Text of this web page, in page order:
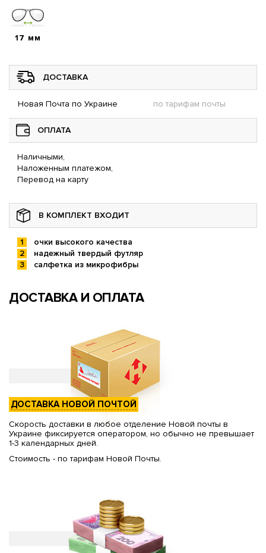
17 мм
ДОСТАВКА
Новая Почта по Украине по тарифам почты
ОПЛАТА
Наличными,
Наложенным платежом,
Перевод на карту
В КОМПЛЕКТ ВХОДИТ
очки высокого качества
надежный твердый футляр
салфетка из микрофибры
ДОСТАВКА И ОПЛАТА
ДОСТАВКА НОВОЙ ПОЧТОЙ
Скорость доставки в любое отделение Новой почты в
Украине фиксируется оператором, но обычно не превышает
1-3 календарных дней.
Стоимость - по тарифам Новой Почты.